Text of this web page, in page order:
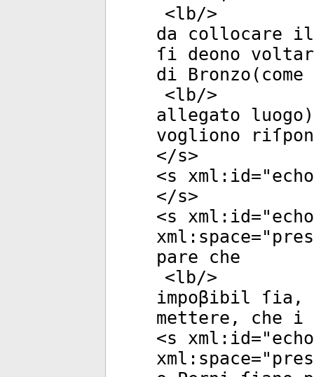
<lb/>
da collocare
ſi deono
di
<lb/>
allegato
vogliono
</s>
<s xml:id="
</s>
<s xml:id="
xml:space="
pare che
<lb/>
impoβibil ſia,
mettere, che
<s xml:id="
xml:space="